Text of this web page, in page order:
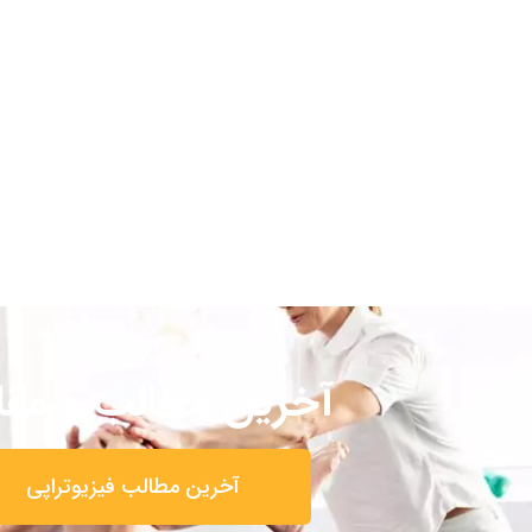
آخرین مطالب و
آخرین مطالب فیزیوتراپی